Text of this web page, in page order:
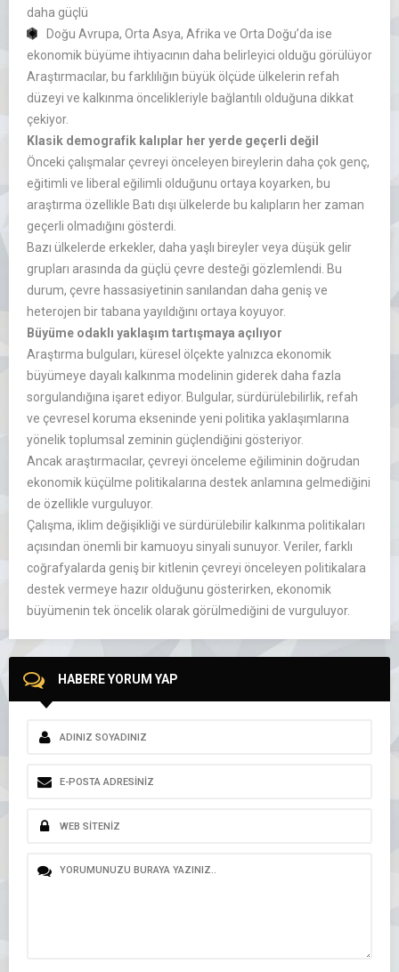
daha güçlü
Doğu Avrupa, Orta Asya, Afrika ve Orta Doğu’da ise
ekonomik büyüme ihtiyacının daha belirleyici olduğu görülüyor
Araştırmacılar, bu farklılığın büyük ölçüde ülkelerin refah
düzeyi ve kalkınma öncelikleriyle bağlantılı olduğuna dikkat
çekiyor.
Klasik demografik kalıplar her yerde geçerli değil
Önceki çalışmalar çevreyi önceleyen bireylerin daha çok genç,
eğitimli ve liberal eğilimli olduğunu ortaya koyarken, bu
araştırma özellikle Batı dışı ülkelerde bu kalıpların her zaman
geçerli olmadığını gösterdi.
Bazı ülkelerde erkekler, daha yaşlı bireyler veya düşük gelir
grupları arasında da güçlü çevre desteği gözlemlendi. Bu
durum, çevre hassasiyetinin sanılandan daha geniş ve
heterojen bir tabana yayıldığını ortaya koyuyor.
Büyüme odaklı yaklaşım tartışmaya açılıyor
Araştırma bulguları, küresel ölçekte yalnızca ekonomik
büyümeye dayalı kalkınma modelinin giderek daha fazla
sorgulandığına işaret ediyor. Bulgular, sürdürülebilirlik, refah
ve çevresel koruma ekseninde yeni politika yaklaşımlarına
yönelik toplumsal zeminin güçlendiğini gösteriyor.
Ancak araştırmacılar, çevreyi önceleme eğiliminin doğrudan
ekonomik küçülme politikalarına destek anlamına gelmediğini
de özellikle vurguluyor.
Çalışma, iklim değişikliği ve sürdürülebilir kalkınma politikaları
açısından önemli bir kamuoyu sinyali sunuyor. Veriler, farklı
coğrafyalarda geniş bir kitlenin çevreyi önceleyen politikalara
destek vermeye hazır olduğunu gösterirken, ekonomik
büyümenin tek öncelik olarak görülmediğini de vurguluyor.
HABERE YORUM YAP